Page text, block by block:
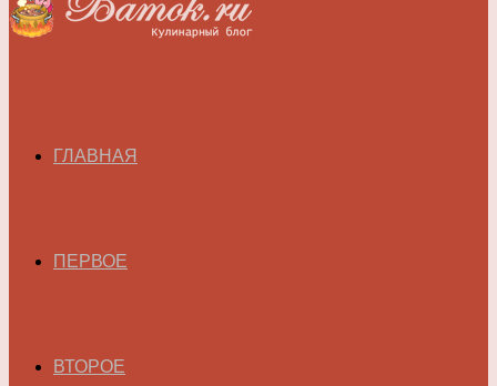
ГЛАВНАЯ
ПЕРВОЕ
ВТОРОЕ